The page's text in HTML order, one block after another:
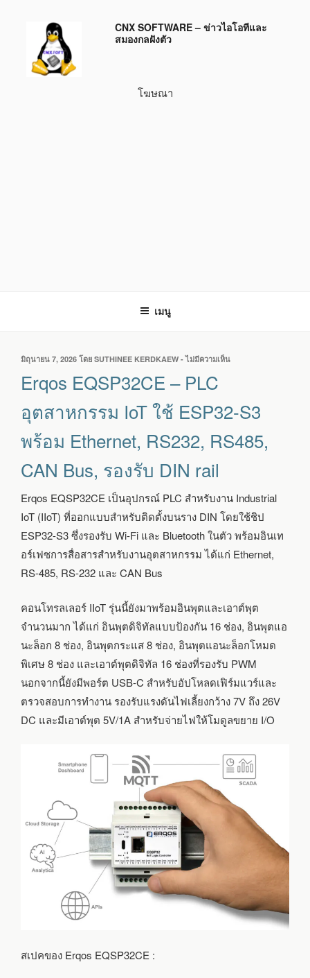
บทความ
CNX SOFTWARE – ข่าวไอโอทีและ
สมองกลฝังตัว
โฆษณา
เมนู
เขียน
ที่
มิถุนายน 7, 2026 โดย SUTHINEE KERDKAEW -ไม่มีความเห็น
PLC
IOT
ใช้
ETHERNET,
RS232,
RS485,
BUS,
Erqos EQSP32CE – PLC
อุตสาหกรรม IoT ใช้ ESP32-S3
พร้อม Ethernet, RS232, RS485,
CAN Bus, รองรับ DIN rail
Erqos EQSP32CE เป็นอุปกรณ์ PLC สำหรับงาน Industrial
IoT (IIoT) ที่ออกแบบสำหรับติดตั้งบนราง DIN โดยใช้ชิป
ESP32-S3 ซึ่งรองรับ Wi-Fi และ Bluetooth ในตัว พร้อมอินเท
อร์เฟซการสื่อสารสำหรับงานอุตสาหกรรม ได้แก่ Ethernet,
RS-485, RS-232 และ CAN Bus
คอนโทรลเลอร์ IIoT รุ่นนี้ยังมาพร้อมอินพุตและเอาต์พุต
จำนวนมาก ได้แก่ อินพุตดิจิทัลแบบป้องกัน 16 ช่อง, อินพุตแอ
นะล็อก 8 ช่อง, อินพุตกระแส 8 ช่อง, อินพุตแอนะล็อกโหมด
พิเศษ 8 ช่อง และเอาต์พุตดิจิทัล 16 ช่องที่รองรับ PWM
นอกจากนี้ยังมีพอร์ต USB-C สำหรับอัปโหลดเฟิร์มแวร์และ
ตรวจสอบการทำงาน รองรับแรงดันไฟเลี้ยงกว้าง 7V ถึง 26V
DC และมีเอาต์พุต 5V/1A สำหรับจ่ายไฟให้โมดูลขยาย I/O
สเปคของ Erqos EQSP32CE :